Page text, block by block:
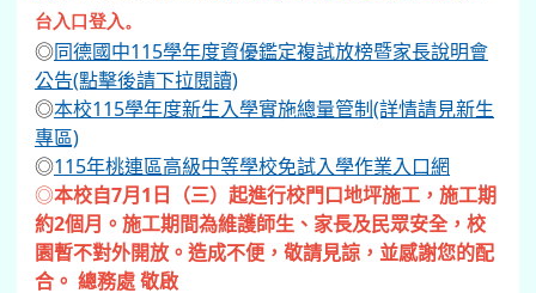
台入口登入。
◎同德國中115學年度資優鑑定複試放榜暨家長說明會
公告(點擊後請下拉閱讀)
◎本校115學年度新生入學實施總量管制(詳情請見新生
專區)
◎115年桃連區高級中等學校免試入學作業入口網
◎本校自7月1日（三）起進行校門口地坪施工，施工期
約2個月。施工期間為維護師生、家長及民眾安全，校
園暫不對外開放。造成不便，敬請見諒，並感謝您的配
合。 總務處 敬啟